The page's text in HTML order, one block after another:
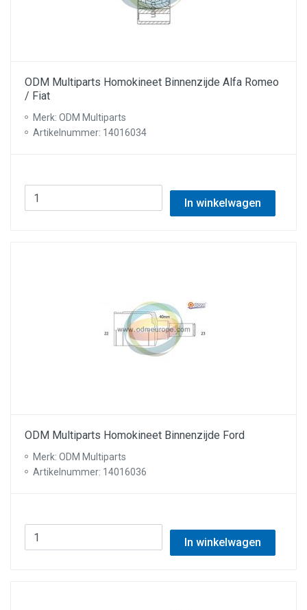
ODM Multiparts Homokineet Binnenzijde Alfa Romeo
/ Fiat
Merk: ODM Multiparts
Artikelnummer: 14016034
In winkelwagen
ODM Multiparts Homokineet Binnenzijde Ford
Merk: ODM Multiparts
Artikelnummer: 14016036
In winkelwagen